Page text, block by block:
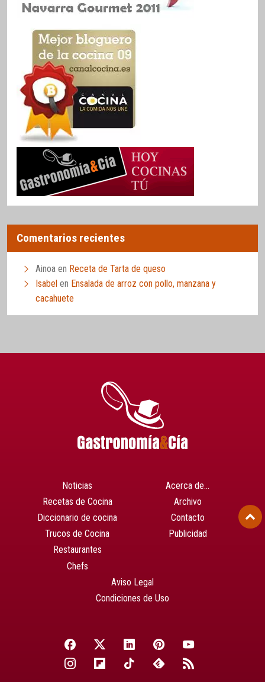
Comentarios recientes
Ainoa en Receta de Tarta de queso
Isabel en Ensalada de arroz con pollo, manzana y
cacahuete
Noticias
Recetas de Cocina
Diccionario de cocina
Trucos de Cocina
Restaurantes
Chefs
Acerca de…
Archivo
Contacto
Publicidad
Aviso Legal
Condiciones de Uso